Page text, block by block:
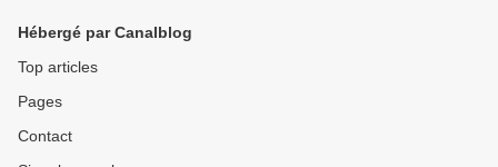
Hébergé par Canalblog
Top articles
Pages
Contact